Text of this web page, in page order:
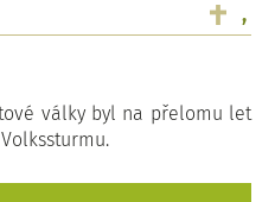
,
války byl na přelomu let